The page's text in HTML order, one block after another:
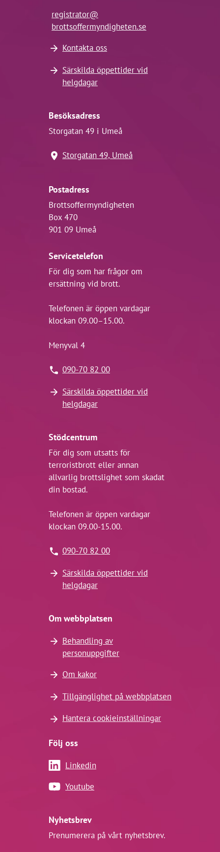
registrator@
brottsoffermyndigheten.se
Kontakta oss
Särskilda öppettider vid
helgdagar
Besöksadress
Storgatan 49 i Umeå
Storgatan 49, Umeå
Postadress
Brottsoffermyndigheten
Box 470
901 09 Umeå
Servicetelefon
För dig som har frågor om
ersättning vid brott.
Telefonen är öppen vardagar
klockan 09.00–15.00.
Menyval 4
090-70 82 00
Särskilda öppettider vid
helgdagar
Stödcentrum
För dig som utsatts för
terroristbrott eller annan
allvarlig brottslighet som skadat
din bostad.
Telefonen är öppen vardagar
klockan 09.00-15.00.
090-70 82 00
Särskilda öppettider vid
helgdagar
Om webbplatsen
Behandling av
personuppgifter
Om kakor
Tillgänglighet på webbplatsen
Hantera cookieinställningar
Följ oss
Linkedin
Youtube
Nyhetsbrev
Prenumerera på vårt nyhetsbrev.